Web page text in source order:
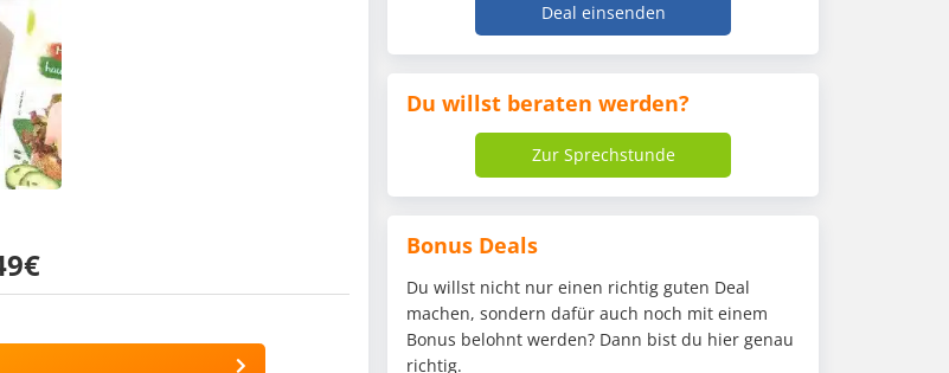
Deal einsenden
Du willst beraten werden?
Zur Sprechstunde
Bonus Deals
Du willst nicht nur einen richtig guten Deal
machen, sondern dafür auch noch mit einem
Bonus belohnt werden? Dann bist du hier genau
richtig.